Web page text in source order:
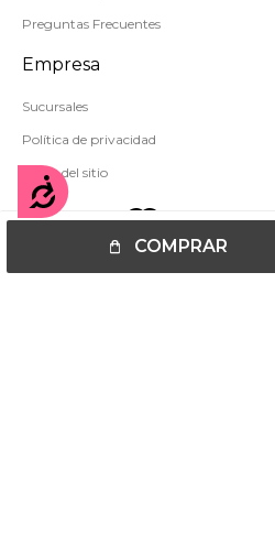
Accesibilidad
COMPRAR
Preguntas Frecuentes
Empresa
Sucursales
Política de privacidad
Mapa del sitio